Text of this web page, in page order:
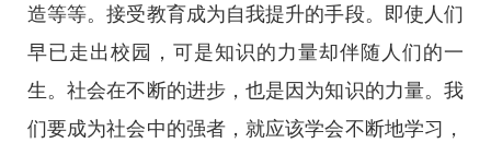
造等等。接受教育成为自我提升的手段。即使人们
早已走出校园，可是知识的力量却伴随人们的一
生。社会在不断的进步，也是因为知识的力量。我
们要成为社会中的强者，就应该学会不断地学习，